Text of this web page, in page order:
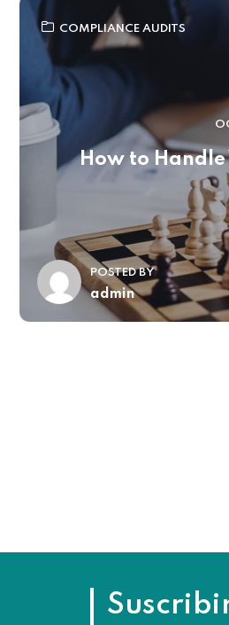
COMPLIANCE AUDITS
How to Handle
POSTED BY
admin